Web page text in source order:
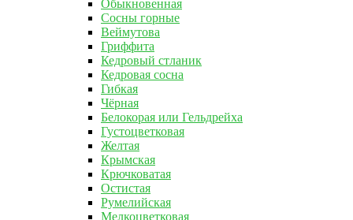
Обыкновенная
Сосны горные
Веймутова
Гриффита
Кедровый стланик
Кедровая сосна
Гибкая
Чёрная
Белокорая или Гельдрейха
Густоцветковая
Желтая
Крымская
Крючковатая
Остистая
Румелийская
Мелкоцветковая